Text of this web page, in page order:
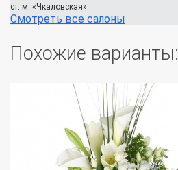
ст. м. «Чкаловская»
Смотреть все салоны
Похожие варианты: